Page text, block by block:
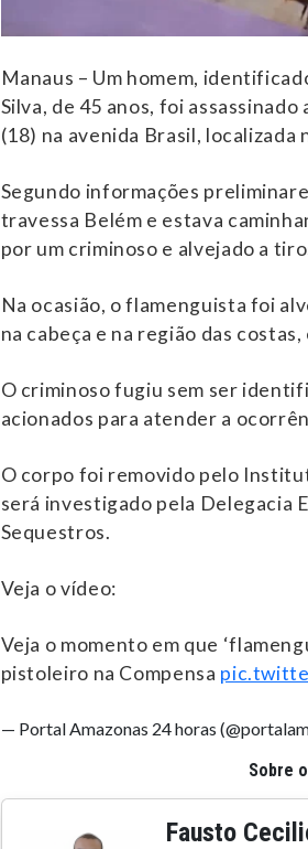
Manaus – Um homem,
Silva, de 45 anos, foi
(18) na avenida Brasil, localizada
Segundo informações
travessa Belém e estava
por um criminoso e alvejado a
Na ocasião, o flamenguista foi
na cabeça e na região das
O criminoso fugiu sem ser
acionados para atender a
O corpo foi removido pelo
será investigado pela Delegacia
Sequestros.
Veja o vídeo:
Veja o momento em que
pistoleiro na Compensa
— Portal Amazonas 24 horas
Sobre
Fausto